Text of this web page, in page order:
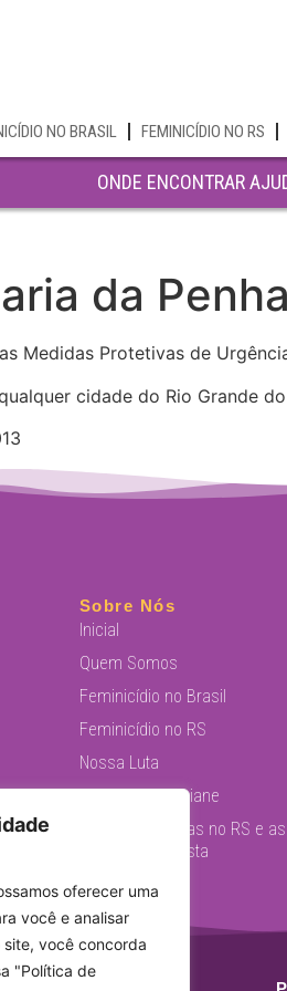
oferecer uma
você e analisar
você concorda
"Política de
NO BRASIL FEMINICÍDIO NO RS
ONDE ENCONTRAR
da
Medidas Protetivas de
cidade do Rio Grande
Sobre Nós
Inicial
Quem Somos
Feminicídio no Brasil
Feminicídio no RS
Nossa Luta
Justiça para Daiane
Políticas Públicas no RS e
Levante Feminista